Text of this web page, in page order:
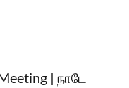
| நாடே